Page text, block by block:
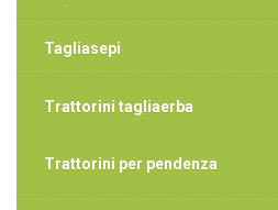
Tagliasepi
Trattorini tagliaerba
Trattorini per pendenza